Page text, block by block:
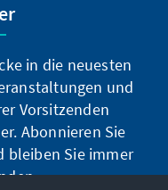
in die neuesten
und
Vorsitzenden
Abonnieren Sie
bleiben Sie immer